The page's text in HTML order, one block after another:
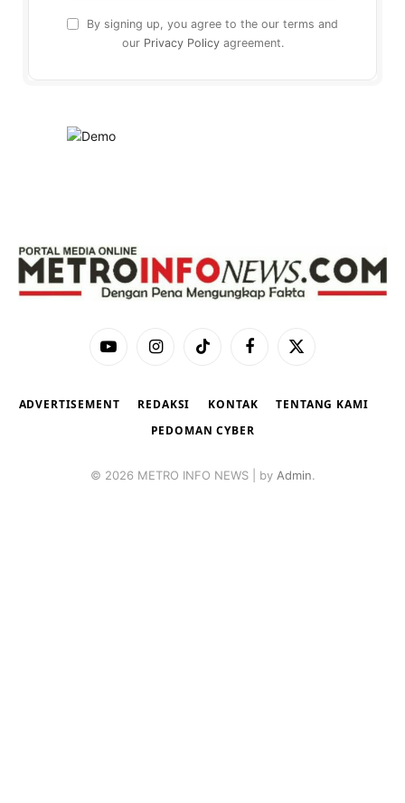
By signing up, you agree to the our terms and
our Privacy Policyagreement.
YouTubeInstagramTikTok Facebook
X
ADVERTISEMENT REDAKSI KONTAK
TENTANG KAMI
PEDOMAN CYBER
© 2026 METRO INFO NEWS | by Admin.